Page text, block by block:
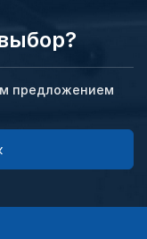
предложением